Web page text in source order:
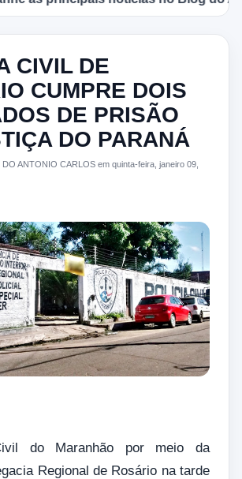
CIVIL DE
CUMPRE DOIS
DE PRISÃO
DO PARANÁ
ANTONIO CARLOS em quinta-feira, janeiro 09,
do Maranhão por meio da
Regional de Rosário na tarde